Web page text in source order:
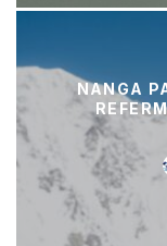
NANGA